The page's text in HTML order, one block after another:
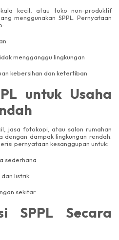
kecil, atau toko non-produktif
menggunakan SPPL. Pernyataan
mengganggu lingkungan
kebersihan dan ketertiban
untuk Usaha
jasa fotokopi, atau salon rumahan
dampak lingkungan rendah.
pernyataan kesanggupan untuk:
sederhana
listrik
sekitar
SPPL Secara